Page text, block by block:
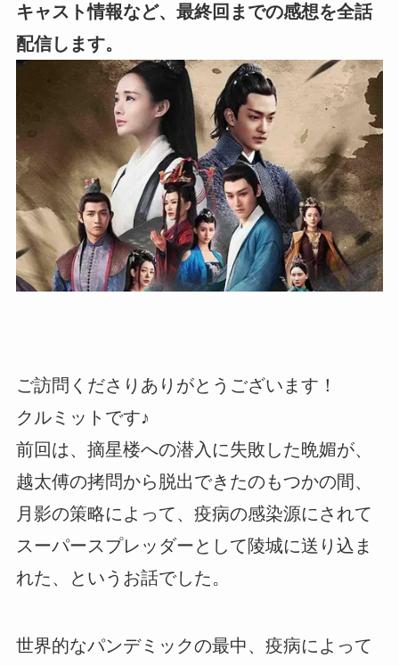
キャスト情報など、最終回までの感想を全話
配信します。
ご訪問くださりありがとうございます！
クルミットです♪
前回は、摘星楼への潜入に失敗した晩媚が、
越太傅の拷問から脱出できたのもつかの間、
月影の策略によって、疫病の感染源にされて
スーパースプレッダーとして陵城に送り込ま
れた、というお話でした。
世界的なパンデミックの最中、疫病によって